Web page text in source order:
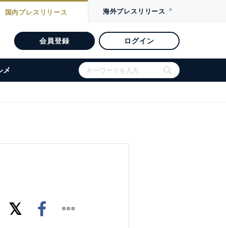
国内プレスリリース 海外プレスリリース
会員登録 ログイン
メ